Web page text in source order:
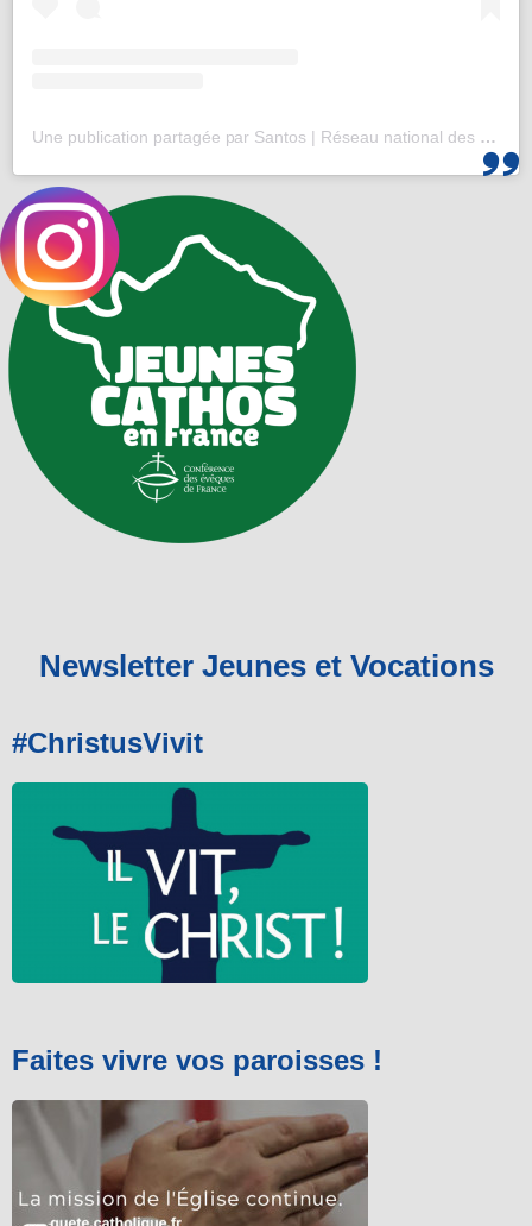
Une publication partagée par Santos | Réseau national des 25-35 (@santos_cef)
Newsletter Jeunes et Vocations
#ChristusVivit
Faites vivre vos paroisses !